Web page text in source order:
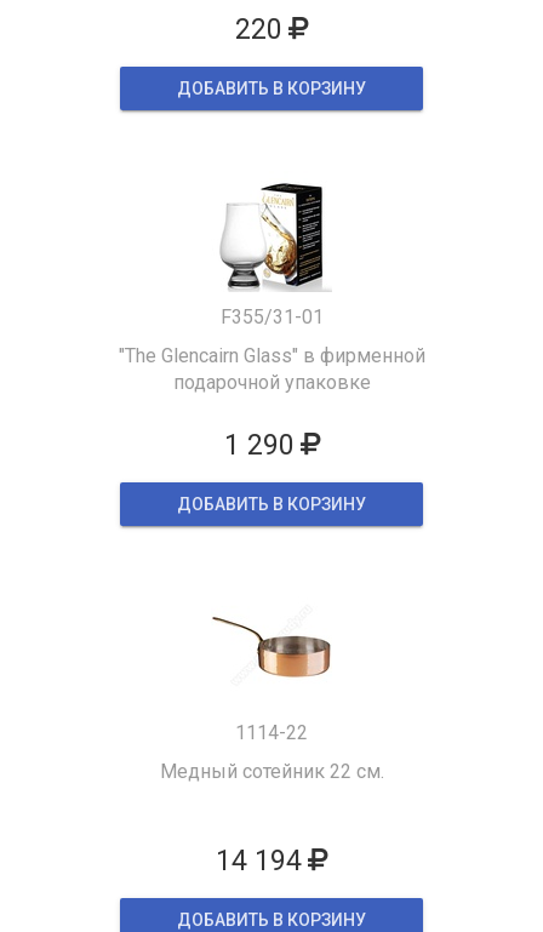
220
ДОБАВИТЬ В КОРЗИНУ
F355/31-01
"The Glencairn Glass" в фирменной
подарочной упаковке
1 290
ДОБАВИТЬ В КОРЗИНУ
1114-22
Медный сотейник 22 см.
14 194
ДОБАВИТЬ В КОРЗИНУ